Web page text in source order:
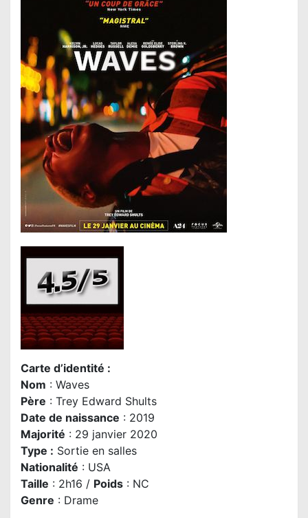
Carte d’identité :
Nom : Waves
Père : Trey Edward Shults
Date de naissance : 2019
Majorité : 29 janvier 2020
Type : Sortie en salles
Nationalité : USA
Taille : 2h16 / Poids : NC
Genre : Drame